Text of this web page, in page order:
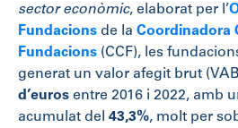
sector econòmic, elaborat per l’
Fundacions de la Coordinadora
Fundacions (CCF), les
generat un valor afegit brut
d’euros entre 2016 i 2022, amb
acumulat del 43,3%, molt per